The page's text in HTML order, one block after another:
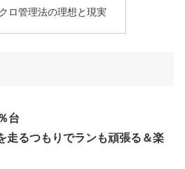
ロ管理法の理想と現実
台
走るつもりでランも頑張る＆楽